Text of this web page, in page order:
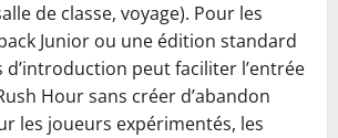
de classe, voyage). Pour les
Junior ou une édition standard
d’introduction peut faciliter l’entrée
Hour sans créer d’abandon
les joueurs expérimentés, les